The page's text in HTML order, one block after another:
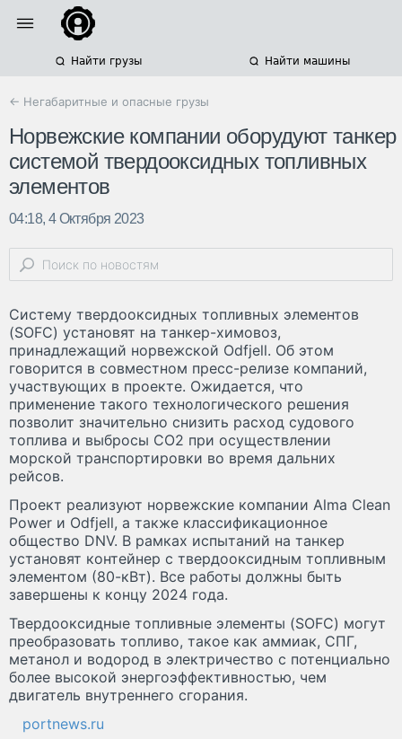
Найти грузы Найти машины
← Негабаритные и опасные грузы
Норвежские компании оборудуют танкер
системой твердооксидных топливных
элементов
04:18, 4 Октября 2023
Систему твердооксидных топливных элементов
(SOFC) установят на танкер-химовоз,
принадлежащий норвежской Odfjell. Об этом
говорится в совместном пресс-релизе компаний,
участвующих в проекте. Ожидается, что
применение такого технологического решения
позволит значительно снизить расход судового
топлива и выбросы CO2 при осуществлении
морской транспортировки во время дальних
рейсов.
Проект реализуют норвежские компании Alma Clean
Power и Odfjell, а также классификационное
общество DNV. В рамках испытаний на танкер
установят контейнер с твердооксидным топливным
элементом (80-кВт). Все работы должны быть
завершены к концу 2024 года.
Твердооксидные топливные элементы (SOFC) могут
преобразовать топливо, такое как аммиак, СПГ,
метанол и водород в электричество с потенциально
более высокой энергоэффективностью, чем
двигатель внутреннего сгорания.
portnews.ru